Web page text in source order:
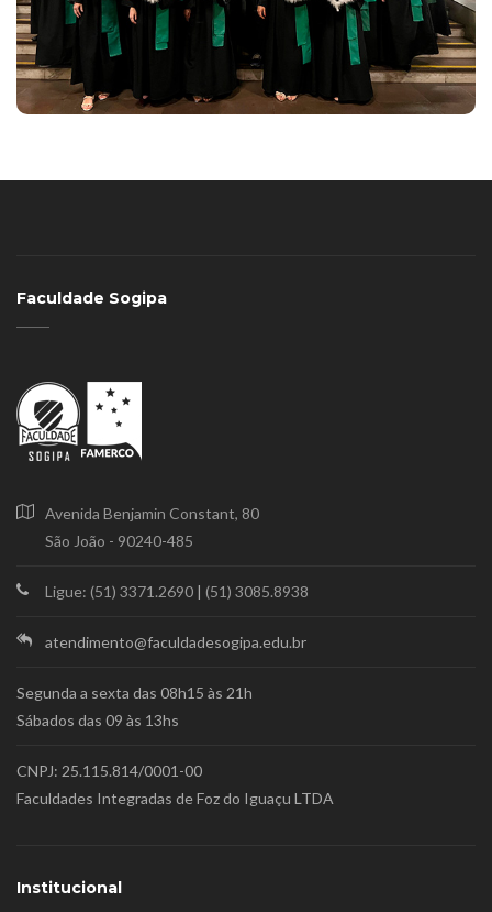
Faculdade Sogipa
Avenida Benjamin Constant, 80
São João - 90240-485
Ligue: (51) 3371.2690 | (51) 3085.8938
atendimento@faculdadesogipa.edu.br
Segunda a sexta das 08h15 às 21h
Sábados das 09 às 13hs
CNPJ: 25.115.814/0001-00
Faculdades Integradas de Foz do Iguaçu LTDA
Institucional